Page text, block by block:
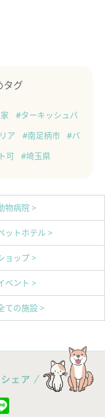
タグ
#ターキッシュバ
ア #南足柄市 #バ
可 #埼玉県
物病院 >
ットホテル >
ョップ >
ベント >
ての施設 >